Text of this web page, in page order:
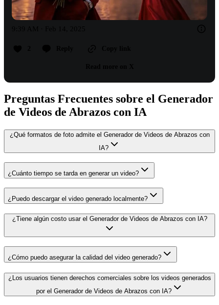
Preguntas Frecuentes sobre el Generador
de Videos de Abrazos con IA
¿Qué formatos de foto admite el Generador de Videos de Abrazos con
IA?
¿Cuánto tiempo se tarda en generar un video?
¿Puedo descargar el video generado localmente?
¿Tiene algún costo usar el Generador de Videos de Abrazos con IA?
¿Cómo puedo asegurar la calidad del video generado?
¿Los usuarios tienen derechos comerciales sobre los videos generados
por el Generador de Videos de Abrazos con IA?